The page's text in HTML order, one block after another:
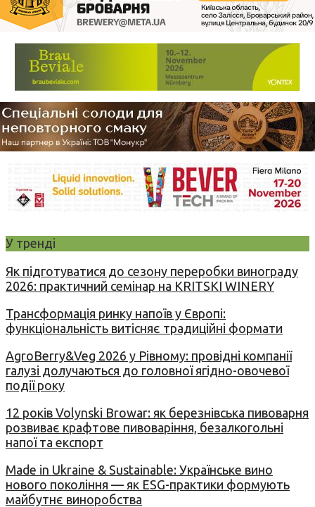
У тренді
Як підготуватися до сезону переробки винограду
2026: практичний семінар на KRITSKI WINERY
Трансформація ринку напоїв у Європі:
функціональність витісняє традиційні формати
AgroBerry&Veg 2026 у Рівному: провідні компанії
галузі долучаються до головної ягідно-овочевої
події року
12 років Volynski Browar: як березнівська пивоварня
розвиває крафтове пивоваріння, безалкогольні
напої та експорт
Made in Ukraine & Sustainable: Українське вино
нового покоління — як ESG-практики формують
майбутнє виноробства